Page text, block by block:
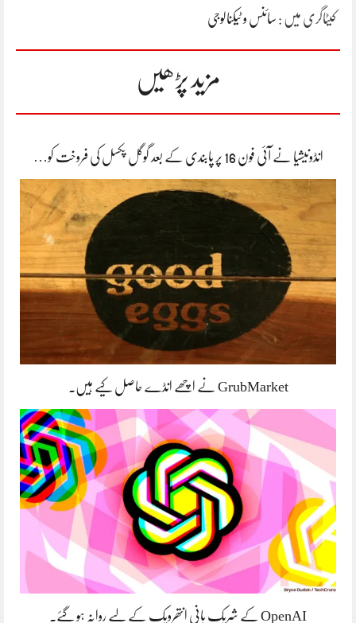
کیٹاگری میں : سائنس و ٹیکنالوجی
مزید پڑھیں
انڈونیشیا نے آئی فون 16 پر پابندی کے بعد گوگل پکسل کی فروخت کو…
GrubMarket نے اچھے انڈے حاصل کیے ہیں۔
OpenAI کے شریک بانی انتھروپک کے لیے روانہ ہو گئے۔